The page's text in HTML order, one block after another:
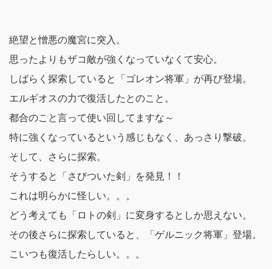
絶望と憎悪の魔宮に突入。
思ったよりもザコ敵が強くなっていなくて安心。
しばらく探索していると「ゴレオン将軍」が再び登場。
エルギオスの力で復活したとのこと。
都合のこと言って使い回してますな～
特に強くなっているという感じもなく、あっさり撃破。
そして、さらに探索。
そうすると「さびついた剣」を発見！！
これは明らかに怪しい。。。
どう考えても「ロトの剣」に変身するとしか思えない。
その後さらに探索していると、「ゲルニック将軍」登場。
こいつも復活したらしい。。。